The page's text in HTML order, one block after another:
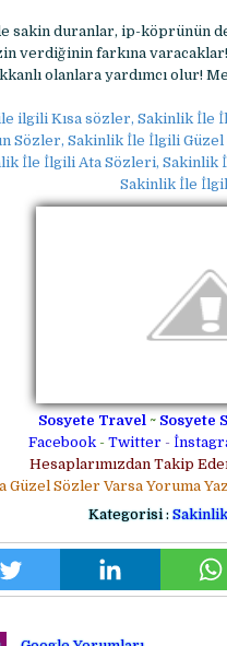
duranlar, ip-köprünün
verdiğinin farkına varacaklar!
olanlara yardımcı olur!
ilgili Kısa sözler, Sakinlik
Sözler, Sakinlik İle İlgili
İle İlgili Ata Sözleri, Sakinlik
Sakinlik İle
Sosyete Travel ~ Sosyete
Facebook- Twitter -
Hesaplarımızdan Takip
Güzel Sözler Varsa Yoruma
Kategorisi :